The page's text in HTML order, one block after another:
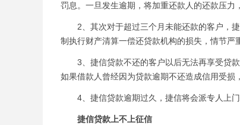
罚息。一旦发生逾期，将加重还款人的还款压力
2、其次对于超过三个月未能还款的客户，捷
制执行财产清算一偿还贷款机构的损失，情节严
3、捷信贷款不还的客户以后无法再享受贷款
如果借款人曾经因为贷款逾期不还造成信用受损
4、捷信贷款逾期过久，捷信将会派专人上门
捷信贷款上不上征信